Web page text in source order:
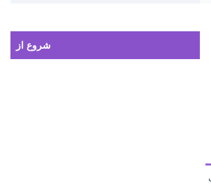
شروع از